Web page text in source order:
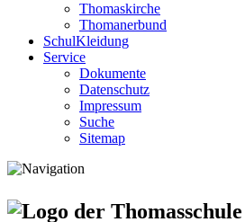
Thomaskirche
Thomanerbund
SchulKleidung
Service
Dokumente
Datenschutz
Impressum
Suche
Sitemap